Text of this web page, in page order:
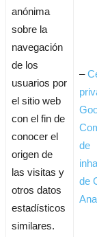
anónima
sobre la
navegación
de los
usuarios por
el sitio web
con el fin de
conocer el
origen de
las visitas y
otros datos
estadísticos
similares.
–
de
de